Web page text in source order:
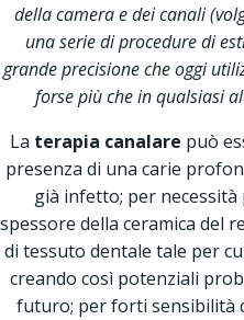
della camera e dei canali
una serie di procedure di
grande precisione che oggi
forse più che in qualsiasi
La terapia canalare può
presenza di una carie
già infetto; per
spessore della ceramica del
di tessuto dentale tale per
creando così potenziali
futuro; per forti sensibilità